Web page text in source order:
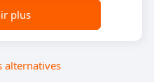
plus
alternatives